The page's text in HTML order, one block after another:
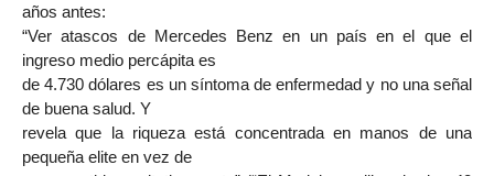
años antes:
“Ver atascos de Mercedes Benz en un país en el que el
ingreso medio percápita es
de 4.730 dólares es un síntoma de enfermedad y no una señal
de buena salud. Y
revela que la riqueza está concentrada en manos de una
pequeña elite en vez de